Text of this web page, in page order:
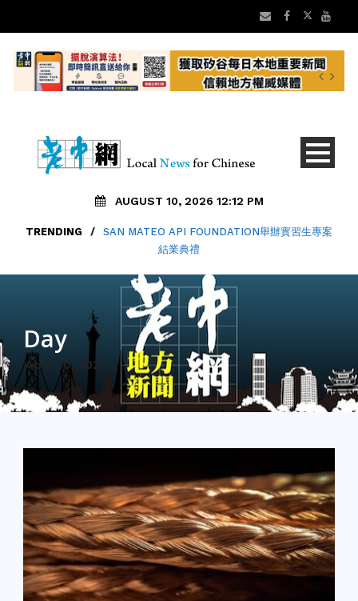
AUGUST 10, 2026 12:12 PM
TRENDING /
SAN MATEO API FOUNDATION舉辦實習生專案
結業典禮
Day
April 30, 2026